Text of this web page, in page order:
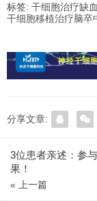
标签: 干细胞治疗缺
干细胞移植治疗脑卒
分享文章:
3位患者亲述：参
果！
« 上一篇